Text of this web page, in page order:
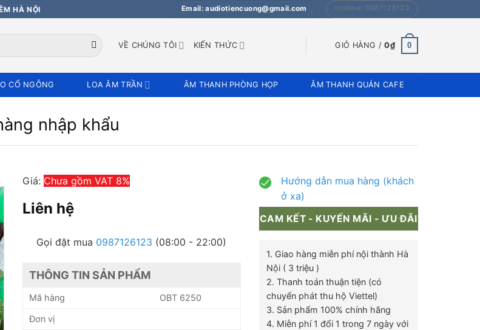
HÀ NỘI Email: audiotiencuong@gmail.com Hotline: 0987126123
VỀ CHÚNG TÔI KIẾN THỨC GIỎ HÀNG /0₫ 0
CỔ NGỖNG LOA ÂM TRẦN ÂM THANH PHÒNG HỌP ÂM THANH QUÁN CAFE
nhập khẩu
Giá: Chưa gồm VAT 8%
Liên hệ
Gọi đặt mua 0987126123 (08:00 - 22:00)
THÔNG TIN SẢN PHẨM
Mã hàng OBT 6250
Đơn vị
Hướng dẫn mua hàng (khách
ở xa)
CAM KẾT - KUYẾN MÃI - ƯU ĐÃI
1. Giao hàng miễn phí nội thành Hà
Nội ( 3 triệu )
2. Thanh toán thuận tiện (có
chuyển phát thu hộ Viettel)
3. Sản phẩm 100% chính hãng
4. Miễn phí 1 đổi 1 trong 7 ngày với